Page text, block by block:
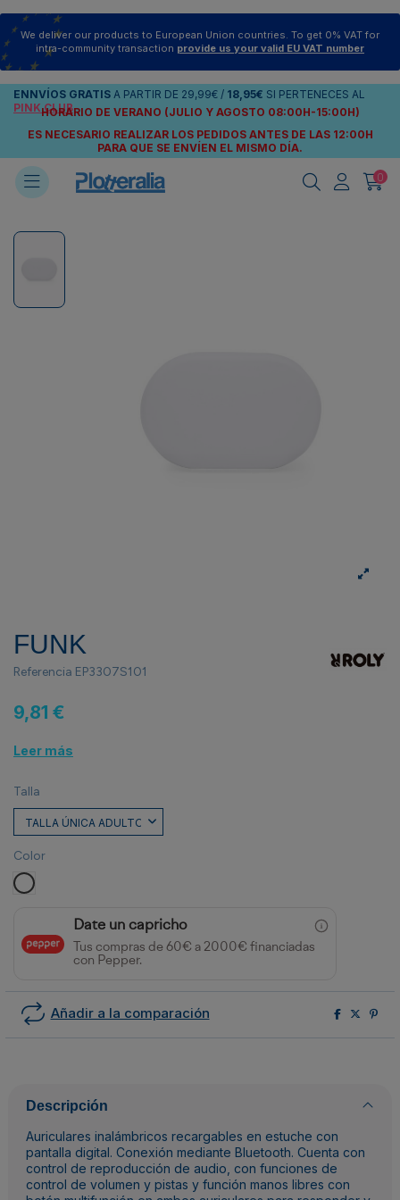
We deliver our products to European Union countries. To get 0% VAT for
intra-community transaction provide us your valid EU VAT number
ENNVÍOS GRATIS A PARTIR DE 29,99€ / 18,95€ SI PERTENECES AL
PINK CLUB
HORARIO DE VERANO (JULIO Y AGOSTO 08:00H-15:00H)
ES NECESARIO REALIZAR LOS PEDIDOS ANTES DE LAS 12:00H
PARA QUE SE ENVÍEN EL MISMO DÍA.
0
FUNK
Referencia EP3307S101
9,81 €
Leer más
Talla
Color
BLANCO
Date un capricho
Tus compras de 60€ a 2000€ financiadas
con Pepper.
Añadir a la comparación
Descripción
Auriculares inalámbricos recargables en estuche con
pantalla digital. Conexión mediante Bluetooth. Cuenta con
control de reproducción de audio, con funciones de
control de volumen y pistas y función manos libres con